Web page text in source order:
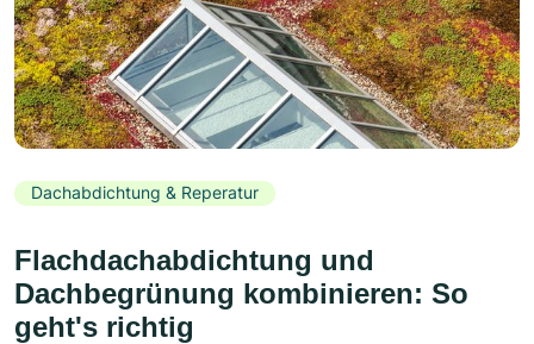
Dachabdichtung & Reperatur
Flachdachabdichtung und
Dachbegrünung kombinieren: So
geht's richtig